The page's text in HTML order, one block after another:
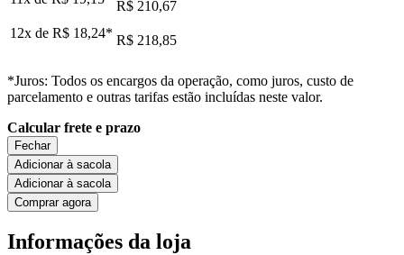
R$ 210,67
12x de R$ 18,24* R$ 218,85
*Juros: Todos os encargos da operação, como juros, custo de
parcelamento e outras tarifas estão incluídas neste valor.
Calcular frete e prazo
Fechar
Adicionar à sacola
Adicionar à sacola
Comprar agora
Informações da loja